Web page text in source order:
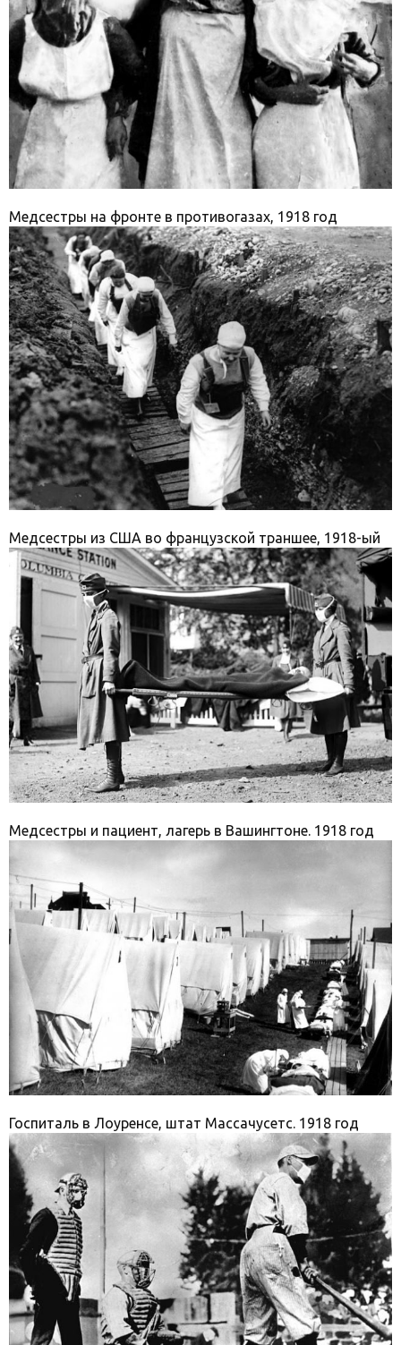
Медсестры на фронте в противогазах, 1918 год
Медсестры из США во французской траншее, 1918-ый
Медсестры и пациент, лагерь в Вашингтоне. 1918 год
Госпиталь в Лоуренсе, штат Массачусетс. 1918 год